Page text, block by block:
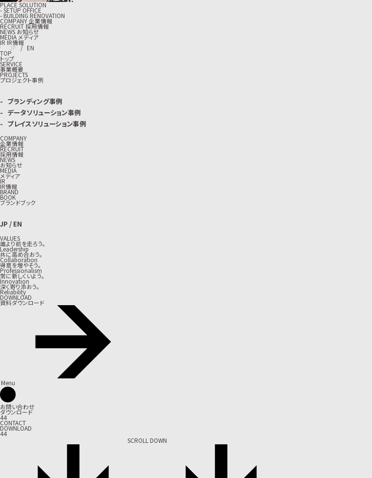
PLACE SOLUTION
- SETUP OFFICE
- BUILDING RENOVATION
COMPANY企業情報
RECRUIT採用情報
NEWSお知らせ
MEDIAメディア
IRIR情報
JP / EN
TOP
トップ
SERVICE
事業概要
PROJECTS
プロジェクト事例
ブランディング事例
データソリューション事例
プレイスソリューション事例
COMPANY
企業情報
RECRUIT
採用情報
NEWS
お知らせ
MEDIA
メディア
IR
IR情報
BRAND
BOOK
ブランドブック
JP / EN
VALUES
誰より前を走ろう。
Leadership
共に高め合おう。
Collaboration
得意を増やそう。
Professionalism
常に新しくいよう。
Innovation
深く寄り添おう。
Reliability
DOWNLOAD
資料ダウンロード
Menu
お問い合わせ
ダウンロード
44
CONTACT
DOWNLOAD
44
SCROLL DOWN